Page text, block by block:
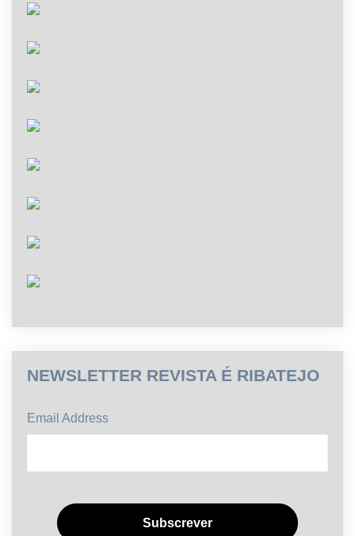
NEWSLETTER REVISTA É RIBATEJO
Email Address